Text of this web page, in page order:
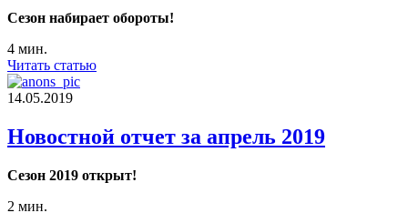
Сезон набирает обороты!
4 мин.
Читать статью
14.05.2019
Новостной отчет за апрель 2019
Сезон 2019 открыт!
2 мин.